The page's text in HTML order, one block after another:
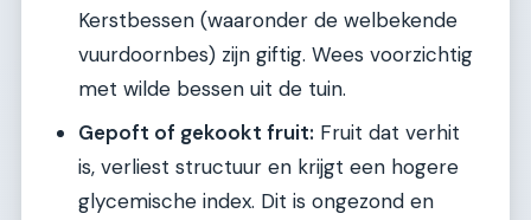
Kerstbessen (waaronder de welbekende
vuurdoornbes) zijn giftig. Wees voorzichtig
met wilde bessen uit de tuin.
Gepoft of gekookt fruit: Fruit dat verhit
is, verliest structuur en krijgt een hogere
glycemische index. Dit is ongezond en